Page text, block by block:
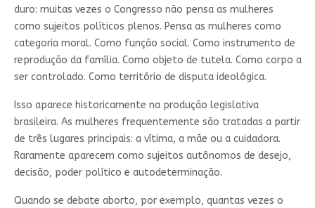
duro: muitas vezes o Congresso não pensa as mulheres
como sujeitos políticos plenos. Pensa as mulheres como
categoria moral. Como função social. Como instrumento de
reprodução da família. Como objeto de tutela. Como corpo a
ser controlado. Como território de disputa ideológica.
Isso aparece historicamente na produção legislativa
brasileira. As mulheres frequentemente são tratadas a partir
de três lugares principais: a vítima, a mãe ou a cuidadora.
Raramente aparecem como sujeitos autônomos de desejo,
decisão, poder político e autodeterminação.
Quando se debate aborto, por exemplo, quantas vezes o